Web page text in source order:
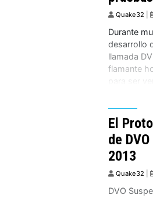
Quake32
Durante
desarrollo
llamada
flamante
para ser
verdadera
El
de
2013
Quake32
DVO